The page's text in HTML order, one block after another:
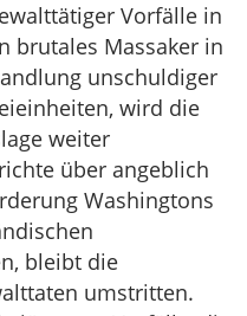
Vorfälle in
brutales Massaker in
unschuldiger
wird die
weiter
über angeblich
Washingtons
bleibt die
umstritten.